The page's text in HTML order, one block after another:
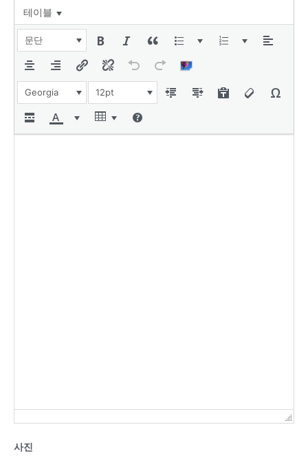
테이블
문단
Georgia 12pt
사진